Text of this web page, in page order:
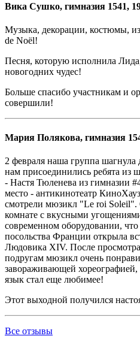
Вика Сушко, гимназия 1541,
Музыка, декорации, костюмы,
de Noël!
Песня, которую исполнила
новогодних чудес!
Больше спасибо участникам и
совершили!
Мария Полякова, гимназия
2 февраля наша группа
нам присоединились ребята из
- Настя Тюленева из гимназии
место - антикинотеатр
смотрели мюзикл "Le roi
комнате с вкусными
современном оборудовании,
посольства Франции открыла
Людовика XIV. После
подругам мюзикл очень
завораживающей
язык стал еще любимее!
Этот выходной получился
Все отзывы